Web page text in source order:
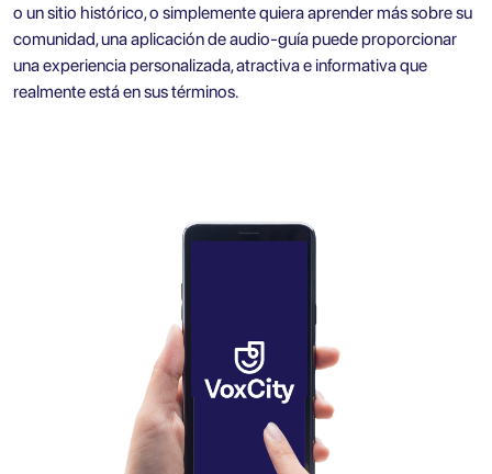
o un sitio histórico, o simplemente quiera aprender más sobre su
comunidad, una aplicación de audio-guía puede proporcionar
una experiencia personalizada, atractiva e informativa que
realmente está en sus términos.